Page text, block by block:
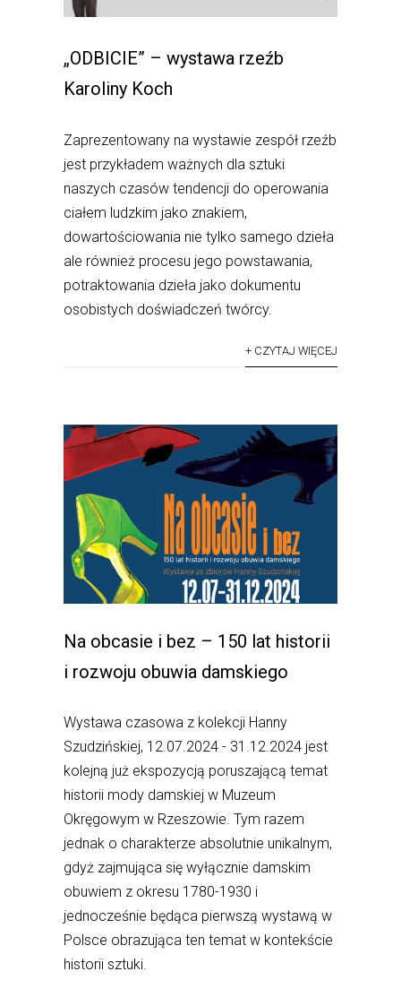
„ODBICIE” – wystawa rzeźb
Karoliny Koch
Zaprezentowany na wystawie zespół rzeźb
jest przykładem ważnych dla sztuki
naszych czasów tendencji do operowania
ciałem ludzkim jako znakiem,
dowartościowania nie tylko samego dzieła
ale również procesu jego powstawania,
potraktowania dzieła jako dokumentu
osobistych doświadczeń twórcy.
+ CZYTAJ WIĘCEJ
Na obcasie i bez – 150 lat historii
i rozwoju obuwia damskiego
Wystawa czasowa z kolekcji Hanny
Szudzińskiej, 12.07.2024 - 31.12.2024 jest
kolejną już ekspozycją poruszającą temat
historii mody damskiej w Muzeum
Okręgowym w Rzeszowie. Tym razem
jednak o charakterze absolutnie unikalnym,
gdyż zajmująca się wyłącznie damskim
obuwiem z okresu 1780-1930 i
jednocześnie będąca pierwszą wystawą w
Polsce obrazująca ten temat w kontekście
historii sztuki.